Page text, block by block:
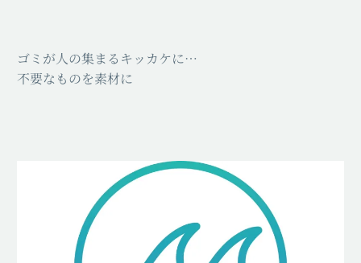
ゴミが人の集まるキッカケに…
不要なものを素材に